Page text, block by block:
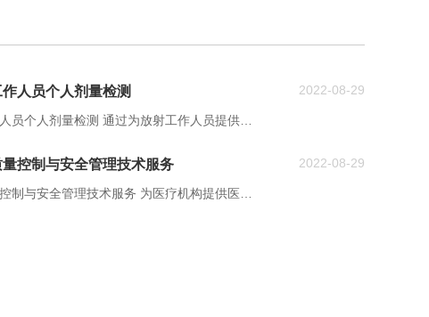
2022-08-29
人员个人剂量检测
员个人剂量检测 通过为放射工作人员提供个
生行政部门监督检查提供技术依据。可承
检测项目。
2022-08-29
控制与安全管理技术服务
制与安全管理技术服务 为医疗机构提供医疗